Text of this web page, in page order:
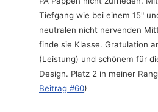
Tiefgang wie bei einem 15"
neutralen nicht nervenden
finde sie Klasse. Gratulation
(Leistung) und schönem für
Design. Platz 2 in meiner
Beitrag #60)